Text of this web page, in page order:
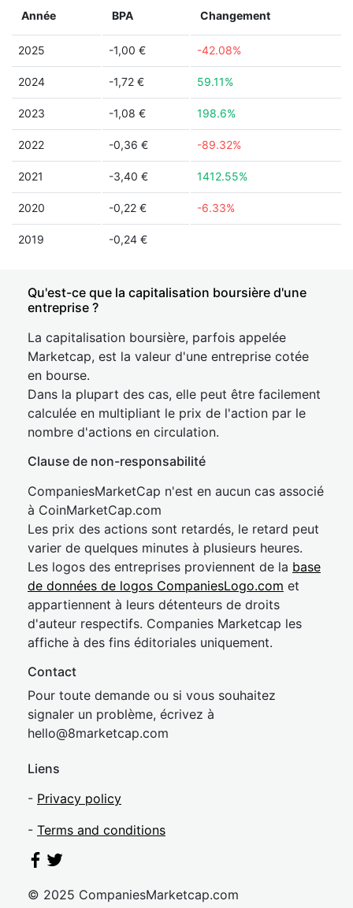
Année BPA Changement
2025 -1,00 € -42.08%
2024 -1,72 € 59.11%
2023 -1,08 € 198.6%
2022 -0,36 € -89.32%
2021 -3,40 € 1412.55%
2020 -0,22 € -6.33%
2019 -0,24 €
Qu'est-ce que la capitalisation boursière d'une
entreprise ?
La capitalisation boursière, parfois appelée
Marketcap, est la valeur d'une entreprise cotée
en bourse.
Dans la plupart des cas, elle peut être facilement
calculée en multipliant le prix de l'action par le
nombre d'actions en circulation.
Clause de non-responsabilité
CompaniesMarketCap n'est en aucun cas associé
à CoinMarketCap.com
Les prix des actions sont retardés, le retard peut
varier de quelques minutes à plusieurs heures.
Les logos des entreprises proviennent de la base
de données de logos CompaniesLogo.com et
appartiennent à leurs détenteurs de droits
d'auteur respectifs. Companies Marketcap les
affiche à des fins éditoriales uniquement.
Contact
Pour toute demande ou si vous souhaitez
signaler un problème, écrivez à
hello@8marketcap.com
Liens
- Privacy policy
- Terms and conditions
© 2025 CompaniesMarketcap.com